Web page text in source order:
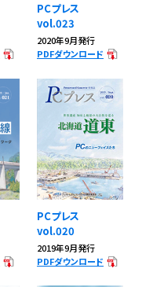
PCプレス
vol.023
2020年9月発行
PDFダウンロード
PCプレス
vol.020
2019年9月発行
PDFダウンロード